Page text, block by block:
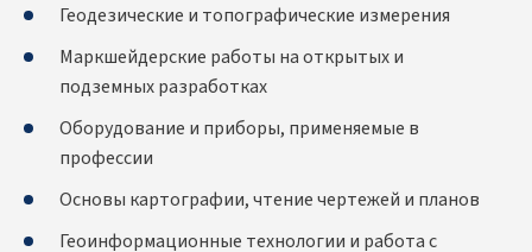
Геодезические и топографические измерения
Маркшейдерские работы на открытых и
подземных разработках
Оборудование и приборы, применяемые в
профессии
Основы картографии, чтение чертежей и планов
Геоинформационные технологии и работа с